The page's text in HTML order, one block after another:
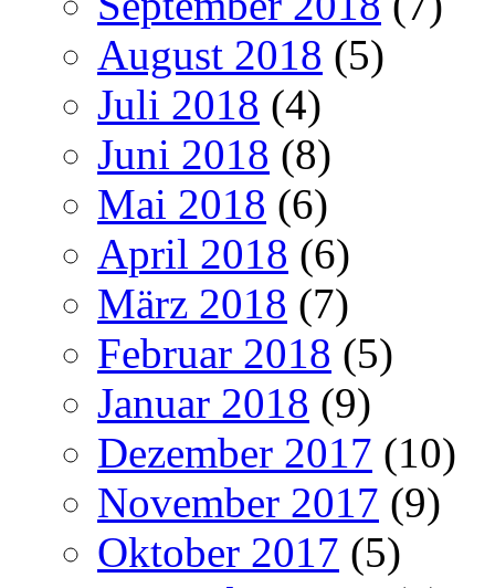
August 2018 (5)
Juli 2018 (4)
Juni 2018 (8)
Mai 2018 (6)
April 2018 (6)
März 2018 (7)
Februar 2018 (5)
Januar 2018 (9)
Dezember 2017 (10)
November 2017 (9)
Oktober 2017 (5)